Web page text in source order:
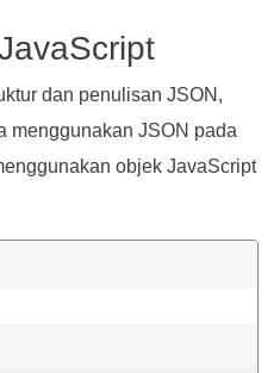
dan penulisan JSON,
menggunakan JSON pada
objek JavaScript